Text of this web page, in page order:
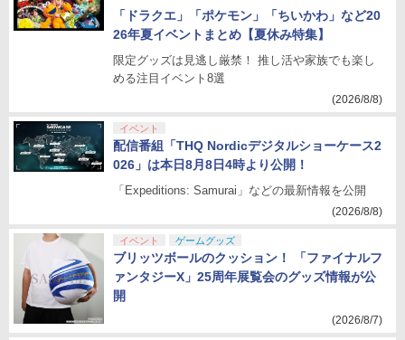
「ドラクエ」「ポケモン」「ちいかわ」など20
26年夏イベントまとめ【夏休み特集】
限定グッズは見逃し厳禁！ 推し活や家族でも楽し
める注目イベント8選
(2026/8/8)
イベント
配信番組「THQ Nordicデジタルショーケース2
026」は本日8月8日4時より公開！
「Expeditions: Samurai」などの最新情報を公開
(2026/8/8)
イベント ゲームグッズ
ブリッツボールのクッション！ 「ファイナルフ
ァンタジーX」25周年展覧会のグッズ情報が公
開
(2026/8/7)